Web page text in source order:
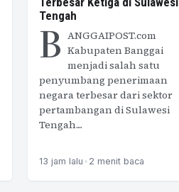
Tengah
B ANGGAIPOST.com
Kabupaten Banggai
menjadi salah satu
penyumbang penerimaan
negara terbesar dari sektor
pertambangan di Sulawesi
Tengah....
13 jam lalu • 2 menit baca